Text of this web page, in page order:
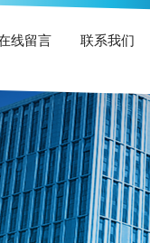
线留言 联系我们